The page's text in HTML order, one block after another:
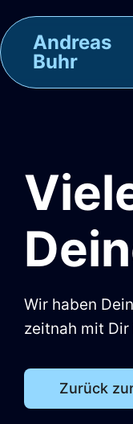
Andreas
Buhr
Wir haben
zeitnah mit
Zurück